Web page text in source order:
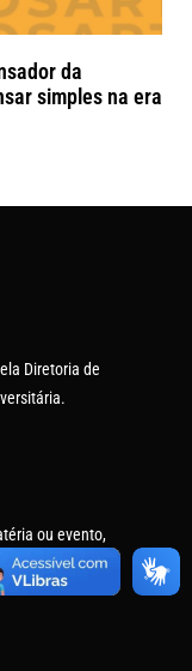
da
simples na era
Diretoria de
ou evento,